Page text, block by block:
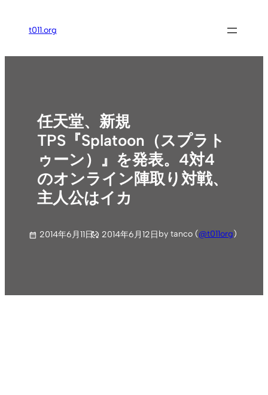
ス
t011.org
任天堂、新規
TPS『Splatoon（スプラト
ゥーン）』を発表。4対4
のオンライン陣取り対戦、
主人公はイカ
2014年6月11日 2014年6月12日by tanco (@t011org)